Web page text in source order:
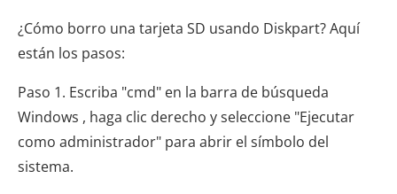
¿Cómo borro una tarjeta SD usando Diskpart? Aquí
están los pasos:
Paso 1. Escriba "cmd" en la barra de búsqueda
Windows , haga clic derecho y seleccione "Ejecutar
como administrador" para abrir el símbolo del
sistema.